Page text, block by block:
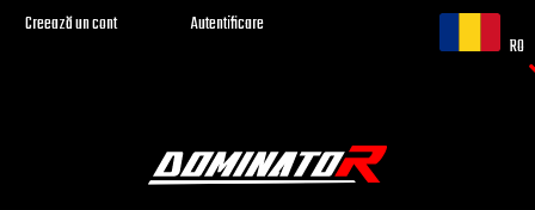
Creează un cont
Autentificare
RO